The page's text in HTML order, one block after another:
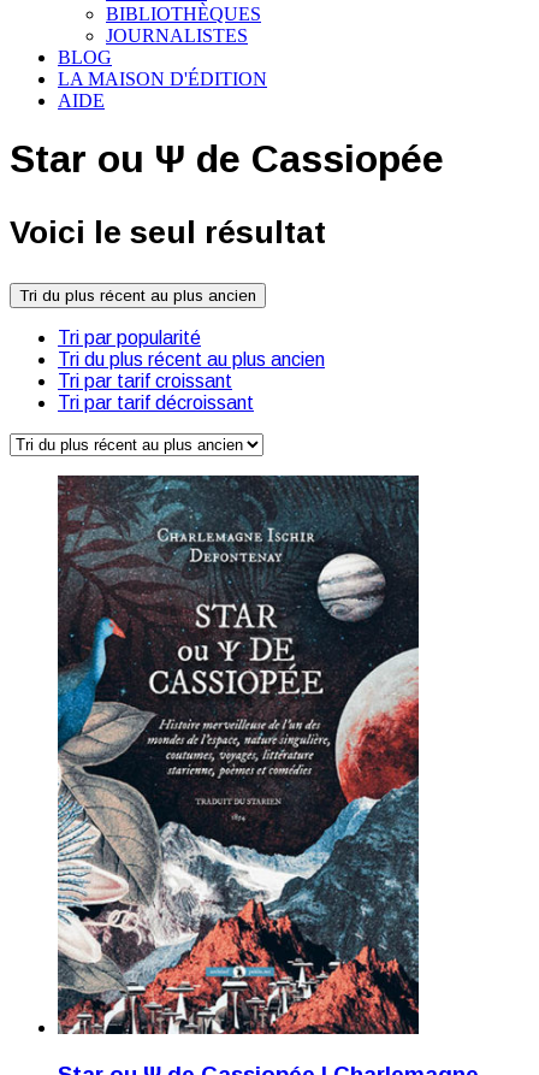
BIBLIOTHÈQUES
JOURNALISTES
BLOG
LA MAISON D'ÉDITION
AIDE
Star ou Ψ de Cassiopée
Voici le seul résultat
Tri du plus récent au plus ancien
Tri par popularité
Tri du plus récent au plus ancien
Tri par tarif croissant
Tri par tarif décroissant